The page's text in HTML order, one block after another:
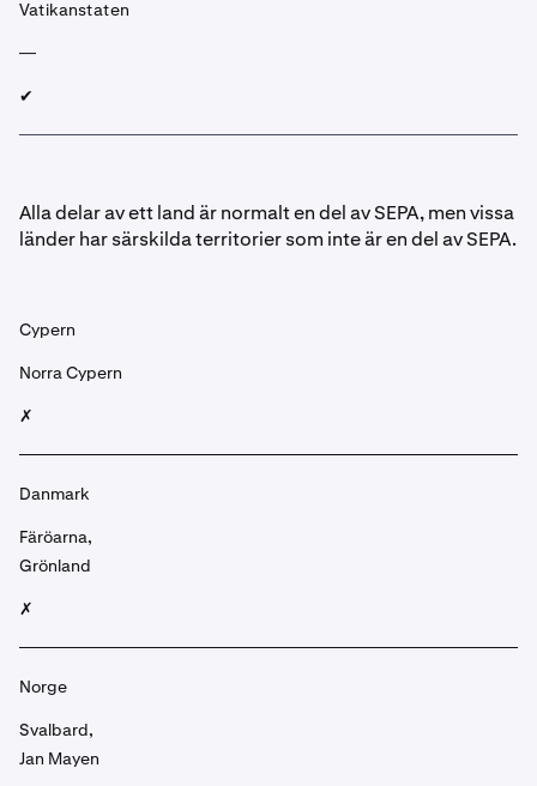
Vatikanstaten
—
✔︎
Alla delar av ett land är normalt en del av SEPA, men vissa
länder har särskilda territorier som inte är en del av SEPA.
Cypern
Norra Cypern
✗
Danmark
Färöarna,
Grönland
✗
Norge
Svalbard,
Jan Mayen